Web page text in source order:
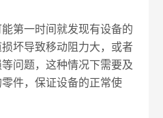
一时间就发现有设备的
坏导致移动阻力大，或者
问题，这种情况下需要及
件，保证设备的正常使